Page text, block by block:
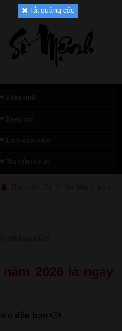
Tắt quảng cáo
2026 là ngày
đến bạn